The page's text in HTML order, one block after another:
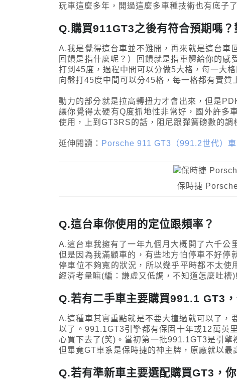
玩車這麼多年，開過這麼多車種技術也有底子
Q.購買911GT3之後有符合預期嗎？
A.我是覺得這台車並不難開，再來就是這台車
回饋是指什麼呢？）回饋就是指車體給你的
打到45度，過程中間可以分做5大格，每一大
向盤打45度中間可以分45格，每一格都有實質
動力的部分就是拉高轉扭力才會出來，但是
讓你覺得太硬有Q度抓地性非常好，國外許多
使用，上到GT3RS的話，阻尼跟彈簧磅數的
延伸閱讀： Porsche 911 GT3（991.2世代）
保時捷
Q.這台車你使用的定位跟頻率？
A.這台車我擁有了一年九個月大概開了六千公
但是因為我滿顧車的，有些地方怕停車不好停
停車位不夠寬的狀況，所以幾乎平時都不太
經濟考量嘛(編：謙虛又低調，不知道怎麼吐槽)!
Q.若有二手車主要購買991.1 GT3
A.這種車其實重點就是不要大撞過就可以了，
以了。991.1GT3引擎都有保固十年或12萬英
心買下去了(笑)。當初第一批991.1GT3是引擎
但畢竟GT車系是保時捷的神主牌，原廠就以
Q.若有準新車主要選配購買GT3，